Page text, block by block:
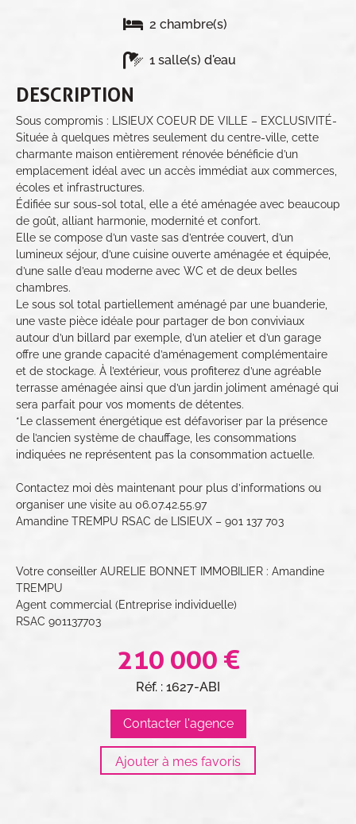
2 chambre(s)
1 salle(s) d'eau
DESCRIPTION
Sous compromis : LISIEUX COEUR DE VILLE – EXCLUSIVITÉ-
Située à quelques mètres seulement du centre-ville, cette
charmante maison entièrement rénovée bénéficie d’un
emplacement idéal avec un accès immédiat aux commerces,
écoles et infrastructures.
Édifiée sur sous-sol total, elle a été aménagée avec beaucoup
de goût, alliant harmonie, modernité et confort.
Elle se compose d’un vaste sas d’entrée couvert, d’un
lumineux séjour, d’une cuisine ouverte aménagée et équipée,
d’une salle d’eau moderne avec WC et de deux belles
chambres.
Le sous sol total partiellement aménagé par une buanderie,
une vaste pièce idéale pour partager de bon conviviaux
autour d’un billard par exemple, d’un atelier et d’un garage
offre une grande capacité d’aménagement complémentaire
et de stockage. À l’extérieur, vous profiterez d’une agréable
terrasse aménagée ainsi que d’un jardin joliment aménagé qui
sera parfait pour vos moments de détentes.
*Le classement énergétique est défavoriser par la présence
de l’ancien système de chauffage, les consommations
indiquées ne représentent pas la consommation actuelle.
Contactez moi dès maintenant pour plus d’informations ou
organiser une visite au 06.07.42.55.97
Amandine TREMPU RSAC de LISIEUX – 901 137 703
Votre conseiller AURELIE BONNET IMMOBILIER : Amandine
TREMPU
Agent commercial (Entreprise individuelle)
RSAC 901137703
210 000 €
Réf. : 1627-ABI
Contacter l'agence